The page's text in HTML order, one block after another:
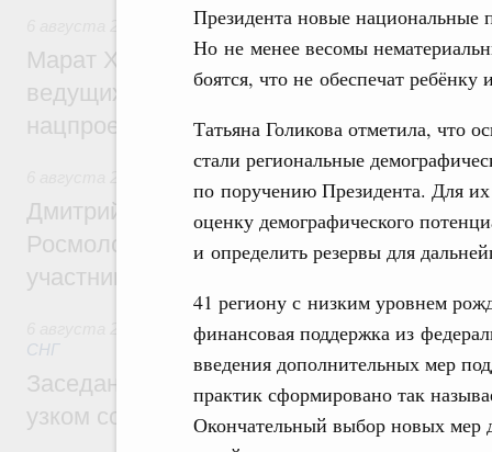
Президента новые национальные
Но не менее весомы
боятся, что не обеспечат ребёнку
Татьяна Голикова отметила, что
стали региональные
по поручению Президента. Для
оценку демографического
и определить резервы для
41 региону с низким уровнем
финансовая поддержка из
введения дополнительных мер
практик сформировано так
Окончательный выбор новых мер
Национальный проект «Инфраструктура
Марат Хуснуллин: Порядка 200
ведущих к спортивным объектам,
нацпроекту «Инфраструктура для
Молодёжная политика
Дмитрий Чернышенко, Сергей Кравцов и
Росмолодёжи Григорий Гуров
участников проекта «Кольцо открытий»
Евразийский экономический союз.
СНГ
Заседание Евразийского
узком составе